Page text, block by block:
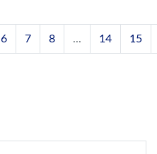
6 7 8 ... 14 15